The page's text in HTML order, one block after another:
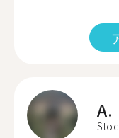
A.